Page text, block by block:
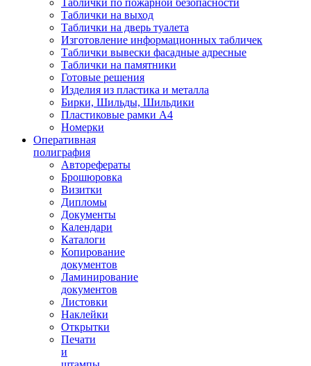
Таблички по пожарной безопасности
Таблички на выход
Таблички на дверь туалета
Изготовление информационных табличек
Таблички вывески фасадные адресные
Таблички на памятники
Готовые решения
Изделия из пластика и металла
Бирки, Шильды, Шильдики
Пластиковые рамки А4
Номерки
Оперативная
полиграфия
Авторефераты
Брошюровка
Визитки
Дипломы
Документы
Календари
Каталоги
Копирование
документов
Ламинирование
документов
Листовки
Наклейки
Открытки
Печати
и